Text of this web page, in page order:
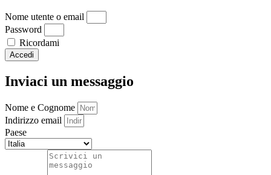
Nome utente o email
Password
Ricordami
Accedi
Inviaci un messaggio
Nome e Cognome
Indirizzo email
Paese